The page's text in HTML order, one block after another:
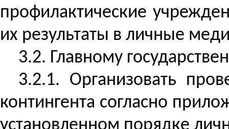
профилактические
их результаты в личные
3.2. Главному
3.2.1. Организовать
контингента согласно